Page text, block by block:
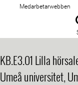
Medarbetarwebben
KB.E3.01 Lilla
Umeå universitet,